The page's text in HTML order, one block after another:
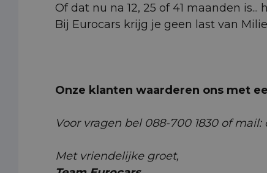
Of dat nu na 12, 25 of 41 maanden
Bij Eurocars krijg je geen last van
Onze klanten waarderen ons met
Voor vragen bel 088-700 1830 of mail:
Met vriendelijke groet,